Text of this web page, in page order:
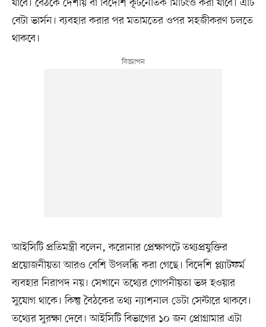
যাবে। বৈঠকে দেশীয় বা বিদেশি কূটনৈতিক মিটিংও করা যাবে। এটি
বেটা ভার্সন। ব্যবহার করার পর মতামতের ওপর সহজীকরণ চলতে
থাকবে।
আইসিটি প্রতিমন্ত্রী বলেন, করোনার প্রেক্ষাপটে তথ্যপ্রযুক্তির
প্রয়োজনীয়তা আরও বেশি উপলব্ধি করা গেছে। বিদেশি প্ল্যাটফর্ম
ব্যবহার নিরাপদ নয়। সেখানে তথ্যের গোপনীয়তা ভঙ্গ হওয়ার
সুযোগ থাকে। কিন্তু বৈঠকের তথ্য ন্যাশনাল ডেটা সেন্টারে থাকবে।
তথ্যের সুরক্ষা দেবে। আইসিটি বিভাগের ১০ জন প্রোগ্রামার এটা